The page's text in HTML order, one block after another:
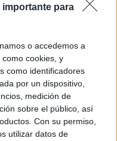
para
o accedemos a
cookies, y
como identificadores
por un dispositivo,
medición de
sobre el público, así
Con su permiso,
utilizar datos de